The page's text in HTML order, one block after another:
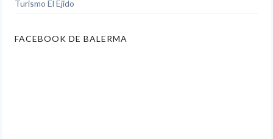
Turismo El Ejido
FACEBOOK DE BALERMA